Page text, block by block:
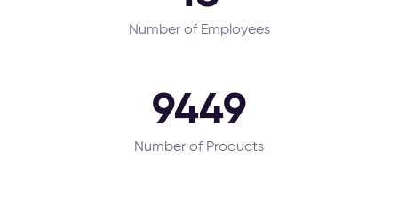
Number of Employees
9449
Number of Products